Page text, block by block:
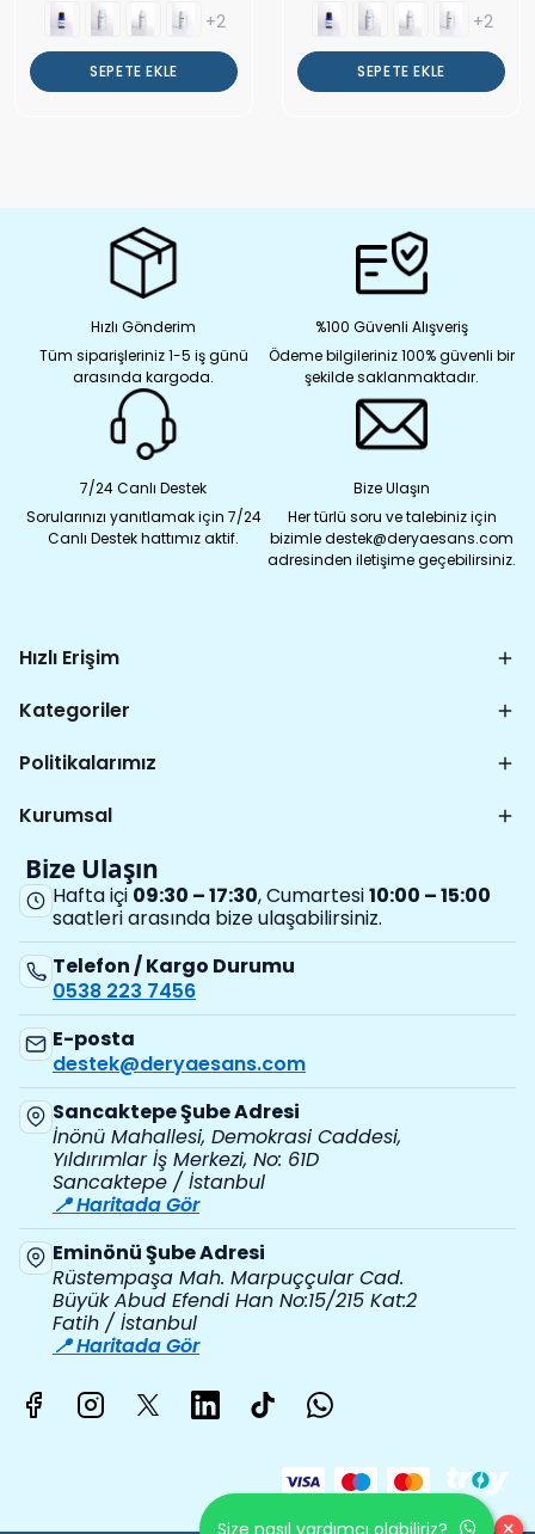
+2
SEPETE EKLE
+2
SEPETE EKLE
Hızlı Gönderim
Tüm siparişleriniz 1-5 iş günü
arasında kargoda.
%100 Güvenli Alışveriş
Ödeme bilgileriniz 100% güvenli bir
şekilde saklanmaktadır.
7/24 Canlı Destek
Sorularınızı yanıtlamak için 7/24
Canlı Destek hattımız aktif.
Bize Ulaşın
Her türlü soru ve talebiniz için
bizimle destek@deryaesans.com
adresinden iletişime geçebilirsiniz.
Hızlı Erişim
Kategoriler
Politikalarımız
Kurumsal
Bize Ulaşın
Hafta içi 09:30 – 17:30, Cumartesi10:00 – 15:00
saatleri arasında bize ulaşabilirsiniz.
Telefon / Kargo Durumu
0538 223 7456
E-posta
destek@deryaesans.com
Sancaktepe Şube Adresi
İnönü Mahallesi, Demokrasi Caddesi,
Yıldırımlar İş Merkezi, No: 61D
Sancaktepe / İstanbul
📍 Haritada Gör
Eminönü Şube Adresi
Rüstempaşa Mah. Marpuççular Cad.
Büyük Abud Efendi Han No:15/215 Kat:2
Fatih / İstanbul
📍 Haritada Gör
Size nasıl yardımcı olabiliriz?